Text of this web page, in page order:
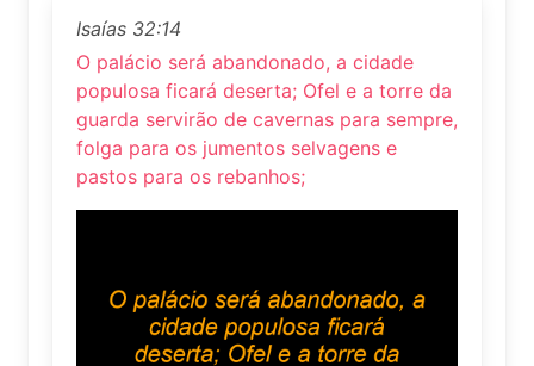
Isaías 32:14
O palácio será abandonado, a cidade
populosa ficará deserta; Ofel e a torre da
guarda servirão de cavernas para sempre,
folga para os jumentos selvagens e
pastos para os rebanhos;